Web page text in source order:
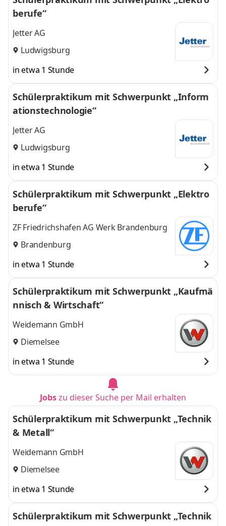
berufe“
Jetter AG
Ludwigsburg
in etwa 1 Stunde
Schülerpraktikum mit Schwerpunkt „Inform
ationstechnologie“
Jetter AG
Ludwigsburg
in etwa 1 Stunde
Schülerpraktikum mit Schwerpunkt „Elektro
berufe“
ZF Friedrichshafen AG Werk Brandenburg
Brandenburg
in etwa 1 Stunde
Schülerpraktikum mit Schwerpunkt „Kaufmä
nnisch & Wirtschaft“
Weidemann GmbH
Diemelsee
in etwa 1 Stunde
Jobszu dieser Suche per Mail erhalten
Schülerpraktikum mit Schwerpunkt „Technik
& Metall“
Weidemann GmbH
Diemelsee
in etwa 1 Stunde
Schülerpraktikum mit Schwerpunkt „Technik